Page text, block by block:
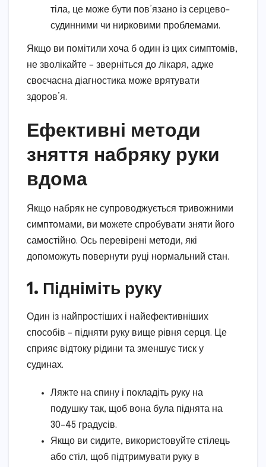
тіла, це може бути пов’язано із серцево-
судинними чи нирковими проблемами.
Якщо ви помітили хоча б один із цих симптомів,
не зволікайте – зверніться до лікаря, адже
своєчасна діагностика може врятувати
здоров’я.
Ефективні методи
зняття набряку руки
вдома
Якщо набряк не супроводжується тривожними
симптомами, ви можете спробувати зняти його
самостійно. Ось перевірені методи, які
допоможуть повернути руці нормальний стан.
1. Підніміть руку
Один із найпростіших і найефективніших
способів – підняти руку вище рівня серця. Це
сприяє відтоку рідини та зменшує тиск у
судинах.
Ляжте на спину і покладіть руку на
подушку так, щоб вона була піднята на
30–45 градусів.
Якщо ви сидите, використовуйте стілець
або стіл, щоб підтримувати руку в